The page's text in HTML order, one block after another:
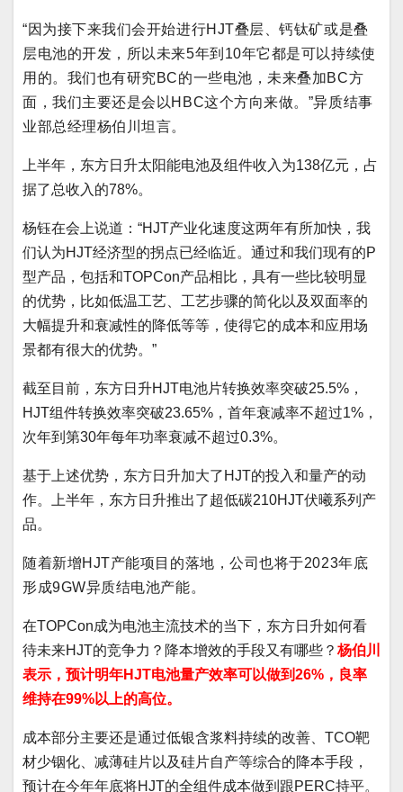
“因为接下来我们会开始进行HJT叠层、钙钛矿或是叠
层电池的开发，所以未来5年到10年它都是可以持续使
用的。 我们也有研究BC的一些电池，未来叠加BC方
面，我们主要还是会以HBC这个方向来做。”异质结事
业部总经理杨伯川坦言。
上半年，东方日升太阳能电池及组件收入为138亿元，占
据了总收入的78%。
杨钰在会上说道：“HJT产业化速度这两年有所加快，我
们认为HJT经济型的拐点已经临近。通过和我们现有的P
型产品，包括和TOPCon产品相比，具有一些比较明显
的优势，比如低温工艺、工艺步骤的简化以及双面率的
大幅提升和衰减性的降低等等，使得它的成本和应用场
景都有很大的优势。”
截至目前，东方日升HJT电池片转换效率突破25.5%，
HJT组件转换效率突破23.65%，首年衰减率不超过1%，
次年到第30年每年功率衰减不超过0.3%。
基于上述优势，东方日升加大了HJT的投入和量产的动
作。上半年，东方日升推出了超低碳210HJT伏曦系列产
品。
随着新增HJT产能项目的落地，公司也将于2023年底
形成9GW异质结电池产能。
在TOPCon成为电池主流技术的当下，东方日升如何看
待未来HJT的竞争力？降本增效的手段又有哪些？ 杨伯川
表示，预计明年HJT电池量产效率可以做到26%，良率
维持在99%以上的高位。
成本部分主要还是通过低银含浆料持续的改善、TCO靶
材少铟化、减薄硅片以及硅片自产等综合的降本手段，
预计在今年年底将HJT的全组件成本做到跟PERC持平。